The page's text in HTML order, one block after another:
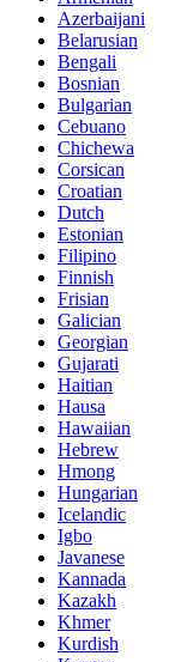
Azerbaijani
Belarusian
Bengali
Bosnian
Bulgarian
Cebuano
Chichewa
Corsican
Croatian
Dutch
Estonian
Filipino
Finnish
Frisian
Galician
Georgian
Gujarati
Haitian
Hausa
Hawaiian
Hebrew
Hmong
Hungarian
Icelandic
Igbo
Javanese
Kannada
Kazakh
Khmer
Kurdish